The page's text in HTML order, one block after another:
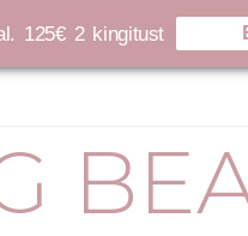
125€ 2 kingitust